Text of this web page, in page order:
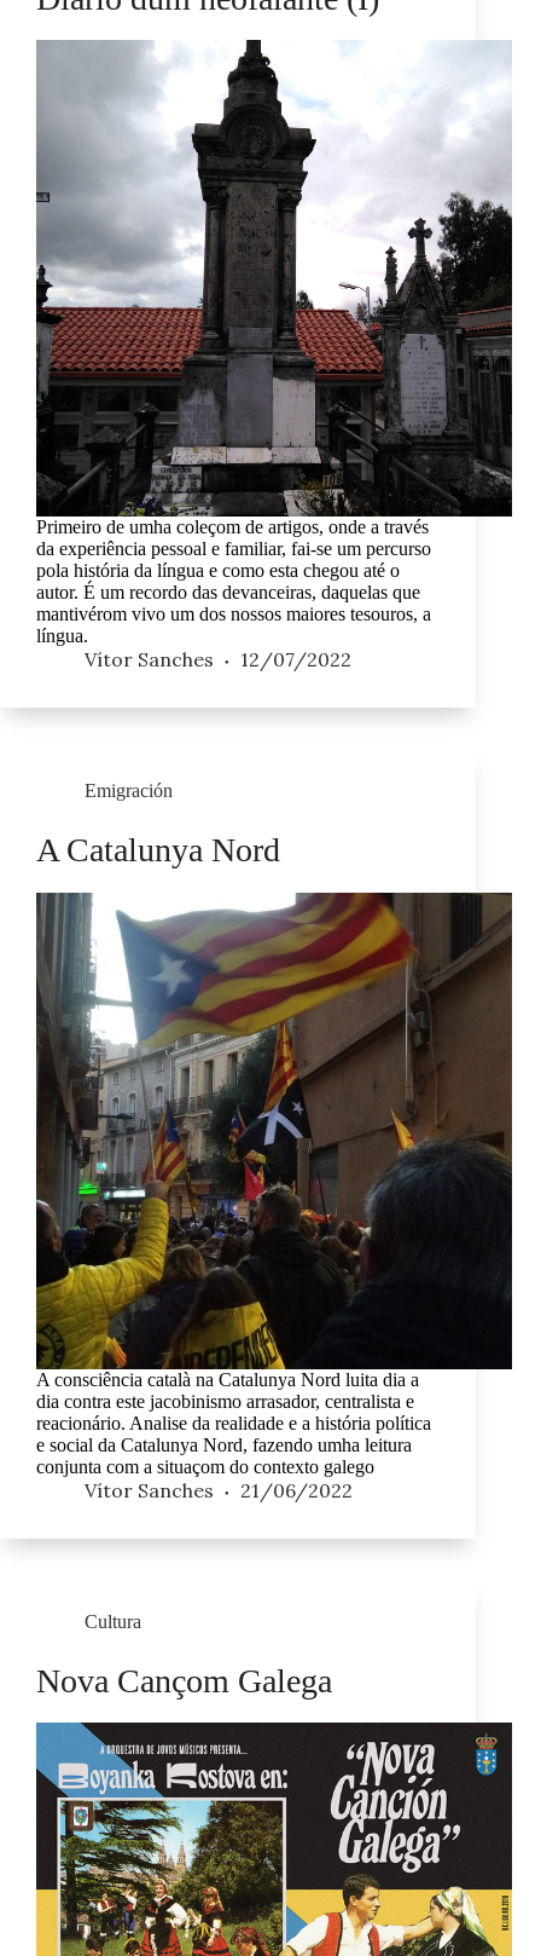
Primeiro de umha coleçom de artigos, onde a través
da experiência pessoal e familiar, fai-se um percurso
pola história da língua e como esta chegou até o
autor. É um recordo das devanceiras, daquelas que
mantivérom vivo um dos nossos maiores tesouros, a
língua.
Vítor Sanches 12/07/2022
Emigración
A Catalunya Nord
A consciência català na Catalunya Nord luita dia a
dia contra este jacobinismo arrasador, centralista e
reacionário. Analise da realidade e a história política
e social da Catalunya Nord, fazendo umha leitura
conjunta com a situaçom do contexto galego
Vítor Sanches 21/06/2022
Cultura
Nova Cançom Galega